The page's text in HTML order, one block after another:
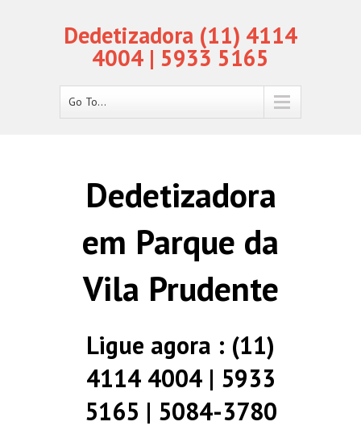
Dedetizadora (11) 4114
4004 | 5933 5165
Go To...
Dedetizadora
em Parque da
Vila Prudente
Ligue agora : (11)
4114 4004 | 5933
5165 | 5084-3780